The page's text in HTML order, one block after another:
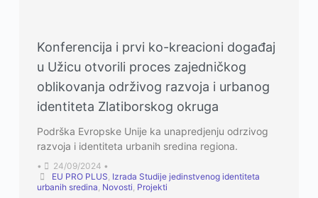
Konferencija i prvi ko-kreacioni događaj
u Užicu otvorili proces zajedničkog
oblikovanja održivog razvoja i urbanog
identiteta Zlatiborskog okruga
Podrška Evropske Unije ka unapredjenju odrzivog
razvoja i identiteta urbanih sredina regiona.
• 24/09/2024 •
EU PRO PLUS, Izrada Studije jedinstvenog identiteta
urbanih sredina, Novosti, Projekti